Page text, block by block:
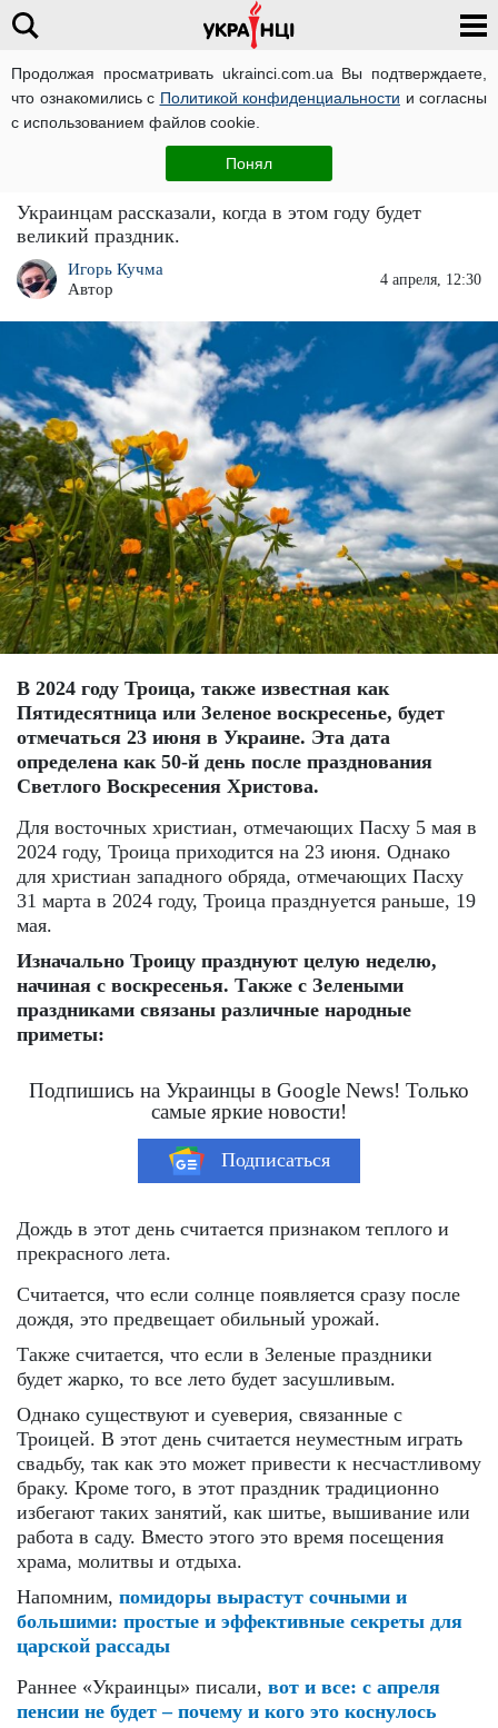
Продолжая просматривать ukrainci.com.ua Вы подтверждаете,
что ознакомились с Политикой конфиденциальности и согласны
с использованием файлов cookie.
Понял
Когда будем праздновать Троицу в этом году:
не пропустите новую дату
Украинцам рассказали, когда в этом году будет
великий праздник.
Игорь Кучма
Автор
4 апреля, 12:30
В 2024 году Троица, также известная как
Пятидесятница или Зеленое воскресенье, будет
отмечаться 23 июня в Украине. Эта дата
определена как 50-й день после празднования
Светлого Воскресения Христова.
Для восточных христиан, отмечающих Пасху 5 мая в
2024 году, Троица приходится на 23 июня. Однако
для христиан западного обряда, отмечающих Пасху
31 марта в 2024 году, Троица празднуется раньше, 19
мая.
Изначально Троицу празднуют целую неделю,
начиная с воскресенья. Также с Зелеными
праздниками связаны различные народные
приметы:
Подпишись на Украинцы в Google News! Только
самые яркие новости!
Подписаться
Дождь в этот день считается признаком теплого и
прекрасного лета.
Считается, что если солнце появляется сразу после
дождя, это предвещает обильный урожай.
Также считается, что если в Зеленые праздники
будет жарко, то все лето будет засушливым.
Однако существуют и суеверия, связанные с
Троицей. В этот день считается неуместным играть
свадьбу, так как это может привести к несчастливому
браку. Кроме того, в этот праздник традиционно
избегают таких занятий, как шитье, вышивание или
работа в саду. Вместо этого это время посещения
храма, молитвы и отдыха.
Напомним, помидоры вырастут сочными и
большими: простые и эффективные секреты для
царской рассады
Раннее «Украинцы» писали, вот и все: с апреля
пенсии не будет – почему и кого это коснулось